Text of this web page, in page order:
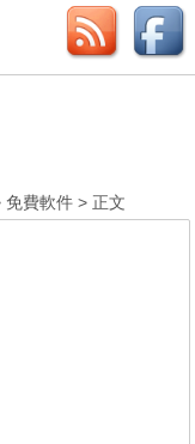
免費軟件 > 正文